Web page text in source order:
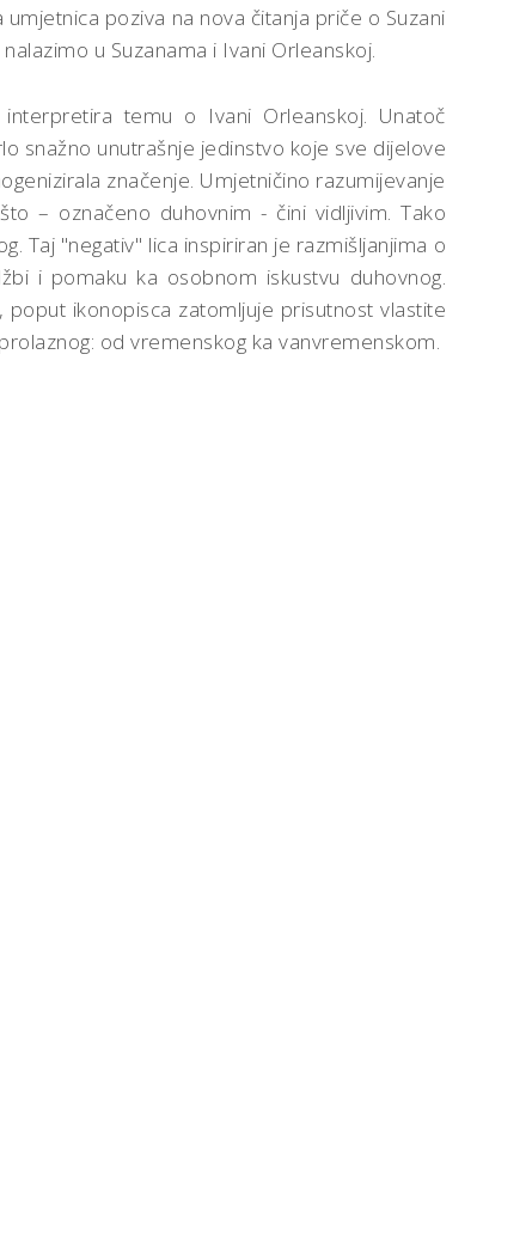
poziva na nova čitanja priče o Suzani
u Suzanama i Ivani Orleanskoj.
temu o Ivani Orleanskoj. Unatoč
snažno unutrašnje jedinstvo koje sve dijelove
značenje. Umjetničino razumijevanje
– označeno duhovnim - čini vidljivim. Tako
Taj "negativ" lica inspiriran je razmišljanjima o
i pomaku ka osobnom iskustvu duhovnog.
ikonopisca zatomljuje prisutnost vlastite
od vremenskog ka vanvremenskom.